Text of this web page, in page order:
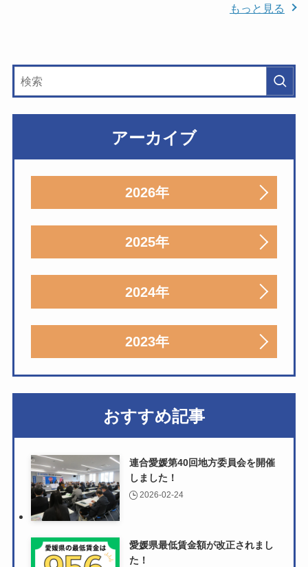
もっと見る
アーカイブ
2026年
2025年
2024年
2023年
おすすめ記事
連合愛媛第40回地方委員会を開催
しました！
2026-02-24
愛媛県最低賃金額が改正されまし
た！